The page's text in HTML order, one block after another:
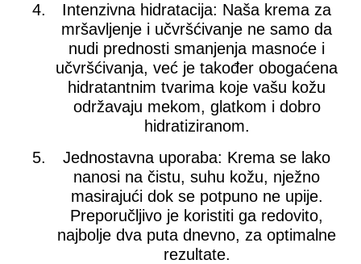
Intenzivna hidratacija: Naša krema za
mršavljenje i učvršćivanje ne samo da
nudi prednosti smanjenja masnoće i
učvršćivanja, već je također obogaćena
hidratantnim tvarima koje vašu kožu
održavaju mekom, glatkom i dobro
hidratiziranom.
Jednostavna uporaba: Krema se lako
nanosi na čistu, suhu kožu, nježno
masirajući dok se potpuno ne upije.
Preporučljivo je koristiti ga redovito,
najbolje dva puta dnevno, za optimalne
rezultate.